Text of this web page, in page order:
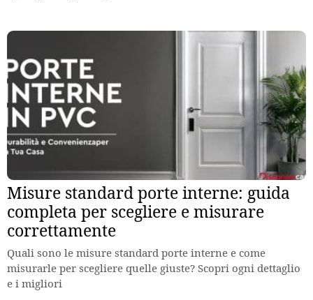
Misure standard porte interne: guida
completa per scegliere e misurare
correttamente
Quali sono le misure standard porte interne e come
misurarle per scegliere quelle giuste? Scopri ogni dettaglio
e i migliori